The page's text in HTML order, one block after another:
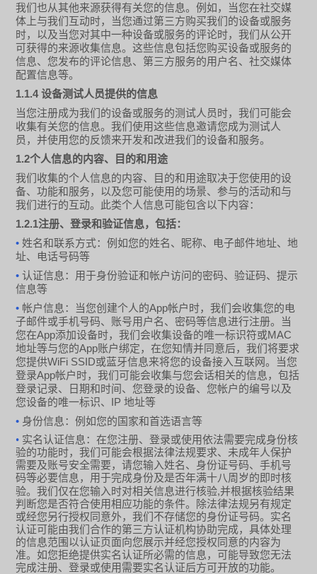
我们也从其他来源获得有关您的信息。例如，当您在社交媒
体上与我们互动时，当您通过第三方购买我们的设备或服务
时，以及当您对其中一种设备或服务的评论时，我们从公开
可获得的来源收集信息。这些信息包括您购买设备或服务的
信息、您发布的评论信息、第三方服务的用户名、社交媒体
配置信息等。
1.1.4设备测试人员提供的信息
当您注册成为我们的设备或服务的测试人员时，我们可能会
收集有关您的信息。我们使用这些信息邀请您成为测试人
员，并使用您的反馈来开发和改进我们的设备和服务。
1.2个人信息的内容、目的和用途
我们收集的个人信息的内容、目的和用途取决于您使用的设
备、功能和服务，以及您可能使用的场景、参与的活动和与
我们进行的互动。此类个人信息可能包含以下内容：
1.2.1注册、登录和验证信息，包括：
•姓名和联系方式：例如您的姓名、昵称、电子邮件地址、地
址、电话号码等
•认证信息：用于身份验证和帐户访问的密码、验证码、提示
信息等
• 帐户信息：当您创建个人的App帐户时，我们会收集您的电
子邮件或手机号码、账号用户名、密码等信息进行注册。当
您在App添加设备时，我们会收集设备的唯一标识符或MAC
地址等与您的App账户绑定，在您知情并同意后，我们将要求
您提供WiFi SSID或蓝牙信息来将您的设备接入互联网。当您
登录App帐户时，我们可能会收集与您会话相关的信息，包括
登录记录、日期和时间、您登录的设备、您帐户的编号以及
您设备的唯一标识、 IP地址等
• 身份信息：例如您的国家和首选语言等
• 实名认证信息：在您注册、登录或使用依法需要完成身份核
验的功能时，我们可能会根据法律法规要求、未成年人保护
需要及账号安全需要，请您输入姓名、身份证号码、手机号
码等必要信息，用于完成身份及是否年满十八周岁的即时核
验。我们仅在您输入时对相关信息进行核验,并根据核验结果
判断您是否符合使用相应功能的条件。除法律法规另有规定
或经您另行授权同意外，我们不存储您的身份证号码。实名
认证可能由我们合作的第三方认证机构协助完成，具体处理
的信息范围以认证页面向您展示并经您授权同意的内容为
准。如您拒绝提供实名认证所必需的信息，可能导致您无法
完成注册、登录或使用需要实名认证后方可开放的功能。